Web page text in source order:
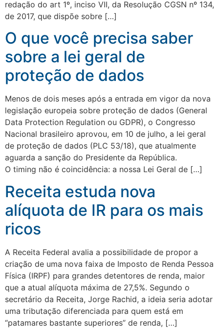
redação do art 1º, inciso VII, da Resolução CGSN nº 134,
de 2017, que dispõe sobre […]
O que você precisa saber
sobre a lei geral de
proteção de dados
Menos de dois meses após a entrada em vigor da nova
legislação europeia sobre proteção de dados (General
Data Protection Regulation ou GDPR), o Congresso
Nacional brasileiro aprovou, em 10 de julho, a lei geral
de proteção de dados (PLC 53/18), que atualmente
aguarda a sanção do Presidente da República.
O timing não é coincidência: a nossa Lei Geral de […]
Receita estuda nova
alíquota de IR para os mais
ricos
A Receita Federal avalia a possibilidade de propor a
criação de uma nova faixa de Imposto de Renda Pessoa
Física (IRPF) para grandes detentores de renda, maior
que a atual alíquota máxima de 27,5%. Segundo o
secretário da Receita, Jorge Rachid, a ideia seria adotar
uma tributação diferenciada para quem está em
“patamares bastante superiores” de renda, […]